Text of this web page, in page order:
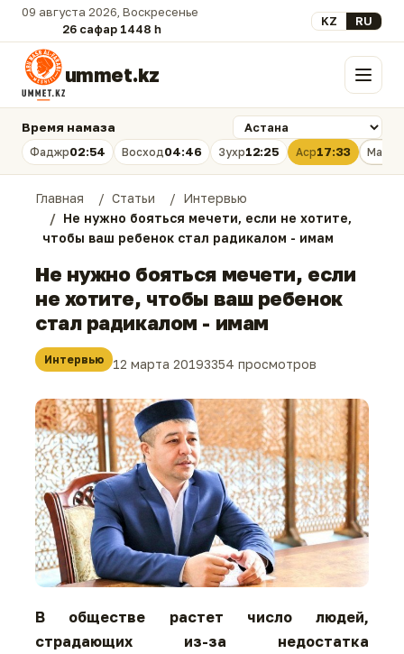
09 августа 2026, Воскресенье
26 сафар 1448 һ.
Выберите язык
KZ RU
ummet.kz Меню
Время намаза
Фаджр02:54 Восход04:46 Зухр12:25 Аср17:33
Главная Статьи
Интервью
Не нужно бояться мечети, если не хотите,
чтобы ваш ребенок стал радикалом - имам
Не нужно бояться мечети, если
не хотите, чтобы ваш ребенок
стал радикалом - имам
Интервью 12 марта 20193354 просмотров
В обществе растет число людей,
страдающих из-за недостатка